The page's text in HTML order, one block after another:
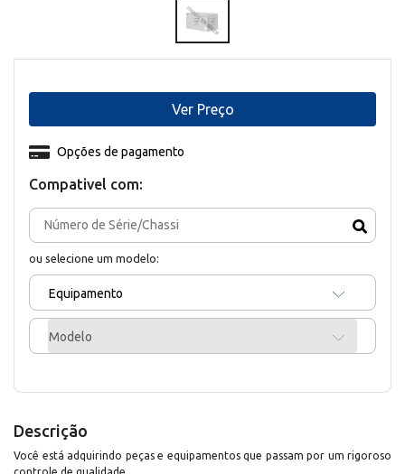
Compativel com:
ou selecione um modelo:
Equipamento
Modelo
Opções de pagamento
Ver Preço
Descrição
Você está adquirindo peças e equipamentos que passam por um rigoroso